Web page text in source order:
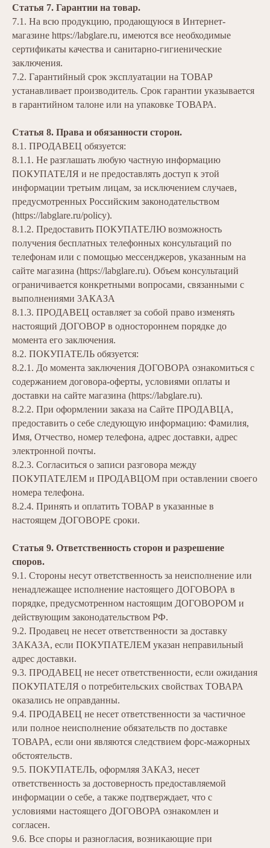
Статья 7. Гарантии на товар.
7.1. На всю продукцию, продающуюся в Интернет-
магазине https://labglare.ru, имеются все необходимые
сертификаты качества и санитарно-гигиенические
заключения.
7.2. Гарантийный срок эксплуатации на ТОВАР
устанавливает производитель. Срок гарантии указывается
в гарантийном талоне или на упаковке ТОВАРА.
Статья 8. Права и обязанности сторон.
8.1. ПРОДАВЕЦ обязуется:
8.1.1. Не разглашать любую частную информацию
ПОКУПАТЕЛЯ и не предоставлять доступ к этой
информации третьим лицам, за исключением случаев,
предусмотренных Российским законодательством
(https://labglare.ru/policy).
8.1.2. Предоставить ПОКУПАТЕЛЮ возможность
получения бесплатных телефонных консультаций по
телефонам или с помощью мессенджеров, указанным на
сайте магазина (https://labglare.ru). Объем консультаций
ограничивается конкретными вопросами, связанными с
выполнениями ЗАКАЗА
8.1.3. ПРОДАВЕЦ оставляет за собой право изменять
настоящий ДОГОВОР в одностороннем порядке до
момента его заключения.
8.2. ПОКУПАТЕЛЬ обязуется:
8.2.1. До момента заключения ДОГОВОРА ознакомиться с
содержанием договора-оферты, условиями оплаты и
доставки на сайте магазина (https://labglare.ru).
8.2.2. При оформлении заказа на Сайте ПРОДАВЦА,
предоставить о себе следующую информацию: Фамилия,
Имя, Отчество, номер телефона, адрес доставки, адрес
электронной почты.
8.2.3. Согласиться о записи разговора между
ПОКУПАТЕЛЕМ и ПРОДАВЦОМ при оставлении своего
номера телефона.
8.2.4. Принять и оплатить ТОВАР в указанные в
настоящем ДОГОВОРЕ сроки.
Статья 9. Ответственность сторон и разрешение
споров.
9.1. Стороны несут ответственность за неисполнение или
ненадлежащее исполнение настоящего ДОГОВОРА в
порядке, предусмотренном настоящим ДОГОВОРОМ и
действующим законодательством РФ.
9.2. Продавец не несет ответственности за доставку
ЗАКАЗА, если ПОКУПАТЕЛЕМ указан неправильный
адрес доставки.
9.3. ПРОДАВЕЦ не несет ответственности, если ожидания
ПОКУПАТЕЛЯ о потребительских свойствах ТОВАРА
оказались не оправданны.
9.4. ПРОДАВЕЦ не несет ответственности за частичное
или полное неисполнение обязательств по доставке
ТОВАРА, если они являются следствием форс-мажорных
обстоятельств.
9.5. ПОКУПАТЕЛЬ, оформляя ЗАКАЗ, несет
ответственность за достоверность предоставляемой
информации о себе, а также подтверждает, что с
условиями настоящего ДОГОВОРА ознакомлен и
согласен.
9.6. Все споры и разногласия, возникающие при